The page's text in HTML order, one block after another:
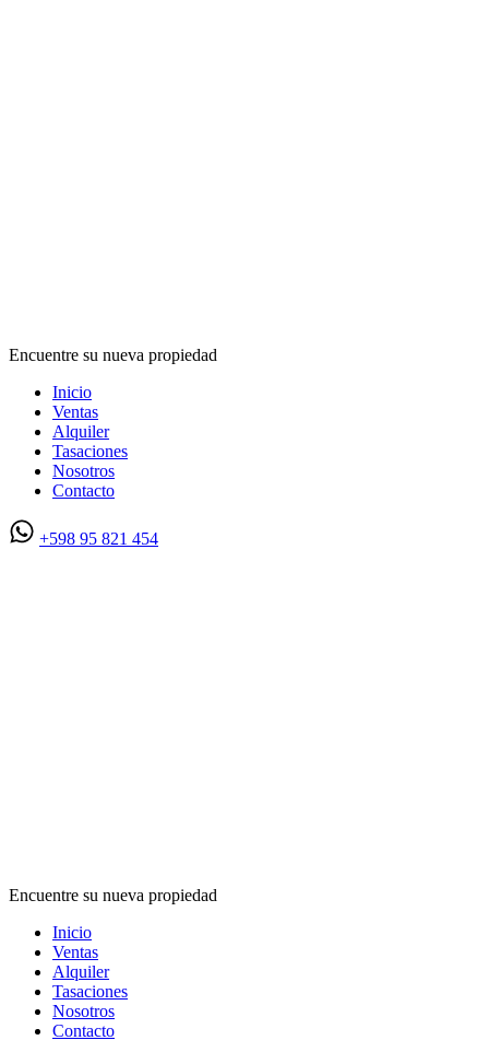
Encuentre su nueva propiedad
Inicio
Ventas
Alquiler
Tasaciones
Nosotros
Contacto
+598 95 821 454
Encuentre su nueva propiedad
Inicio
Ventas
Alquiler
Tasaciones
Nosotros
Contacto